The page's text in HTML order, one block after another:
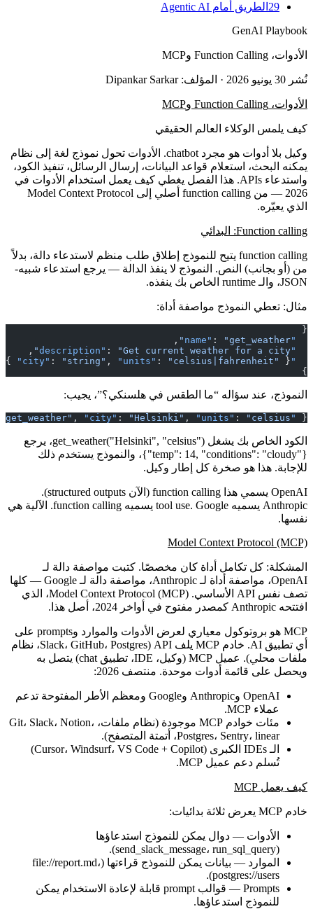
29 الطريق أمام Agentic AI
GenAI Playbook
الأدوات، Function Calling وMCP
نُشر 30 يونيو 2026 · المؤلف: Dipankar Sarkar
الأدوات، Function Calling وMCP
كيف يلمس الوكلاء العالم الحقيقي
وكيل بلا أدوات هو مجرد chatbot. الأدوات تحول نموذج لغة إلى نظام
يمكنه البحث، استعلام قواعد البيانات، إرسال الرسائل، تنفيذ الكود،
واستدعاء APIs. هذا الفصل يغطي كيف يعمل استخدام الأدوات في
2026 — من function calling أصلي إلى Model Context Protocol
الذي يعيّره.
Function calling: البدائي
function calling يتيح للنموذج إطلاق طلب منظم لاستدعاء دالة، بدلاً
من (أو بجانب) النص. النموذج لا ينفذ الدالة — يرجع استدعاء شبيه-
JSON، والـ runtime الخاص بك ينفذه.
مثال: تعطي النموذج مواصفة أداة:
{
  "name"
: "get_weather"
,
  "description"
: "Get current weather for a city"
,
  "parameters"
{ "city" : "string" , "units" : "celsius|fahrenheit"
}
}
النموذج، عند سؤاله “ما الطقس في هلسنكي؟”، يجيب:
{
"tool"
"get_weather" , "city" : "Helsinki" , "units" : "celsius"
الكود الخاص بك يشغل get_weather("Helsinki", "celsius")، يرجع
{"temp": 14, "conditions": "cloudy"}
، والنموذج يستخدم ذلك
للإجابة. هذا هو صخرة كل إطار وكيل.
OpenAI يسمي هذا function calling (الآن structured outputs
).
Anthropic يسميه
tool use. Google يسميه function calling. الآلية هي
نفسها.
Model Context Protocol (MCP)
المشكلة: كل تكامل أداة كان مخصصًا. كتبت مواصفة دالة لـ
OpenAI، مواصفة أداة لـ Anthropic، مواصفة دالة لـ Google — كلها
تصف نفس API الأساسي.
Model Context Protocol (MCP)، الذي
افتتحه Anthropic كمصدر مفتوح في أواخر 2024، أصل هذا.
MCP هو بروتوكول معياري
لعرض الأدوات والموارد وprompts على
أي تطبيق AI
. خادم
MCP يلف API (Slack، GitHub، Postgres، نظام
ملفات محلي). عميل
MCP (وكيل، IDE، تطبيق chat) يتصل به
ويحصل على قائمة أدوات موحدة. منتصف 2026:
OpenAI وAnthropic وGoogle ومعظم الأطر المفتوحة تدعم
عملاء MCP.
مئات خوادم MCP موجودة (نظام ملفات، Git، Slack، Notion،
Postgres، Sentry، linear، أتمتة المتصفح).
الـ IDEs الكبرى (Cursor، Windsurf، VS Code + Copilot)
تُسلم دعم عميل MCP.
كيف يعمل MCP
خادم MCP يعرض ثلاثة بدائيات:
الأدوات — دوال يمكن للنموذج استدعاؤها
(
send_slack_message، run_sql_query
).
الموارد — بيانات يمكن للنموذج قراءتها ( file://report.md،
postgres://users
).
Prompts
— قوالب prompt قابلة لإعادة الاستخدام يمكن
للنموذج استدعاؤها.